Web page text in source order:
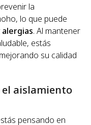
la
lo que puede
. Al mantener
estás
su calidad
aislamiento
pensando en